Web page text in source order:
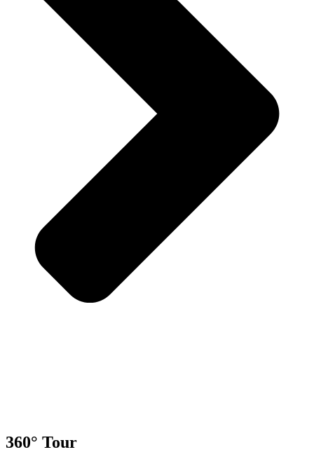
360° Tour